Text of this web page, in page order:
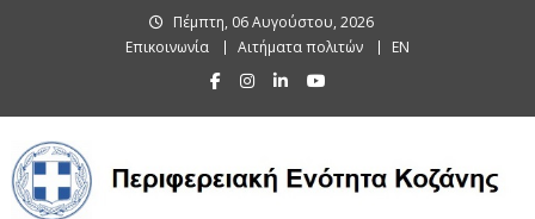
Πέμπτη, 06 Αυγούστου, 2026
Επικοινωνία
Αιτήματα πολιτών EN